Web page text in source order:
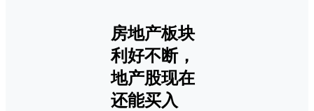
房地产板块
利好不断，
地产股现在
还能买入